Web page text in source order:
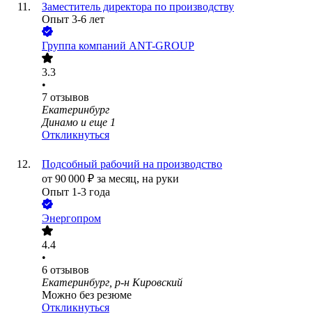
Заместитель директора по производству
Опыт 3-6 лет
Группа компаний ANT-GROUP
3.3
•
7 отзывов
Екатеринбург
Динамо и еще 1
Откликнуться
Подсобный рабочий на производство
от 90 000 ₽ за месяц, на руки
Опыт 1-3 года
Энергопром
4.4
•
6 отзывов
Екатеринбург, р-н Кировский
Можно без резюме
Откликнуться